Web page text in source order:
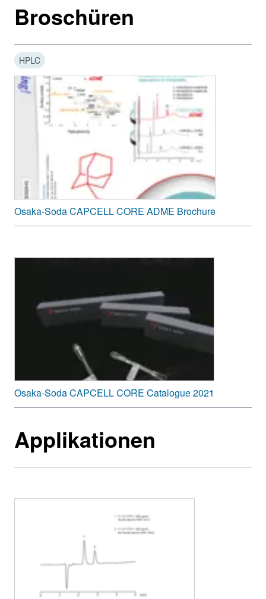
Broschüren
HPLC
Osaka-Soda CAPCELL CORE ADME Brochure
Osaka-Soda CAPCELL CORE Catalogue 2021
Applikationen